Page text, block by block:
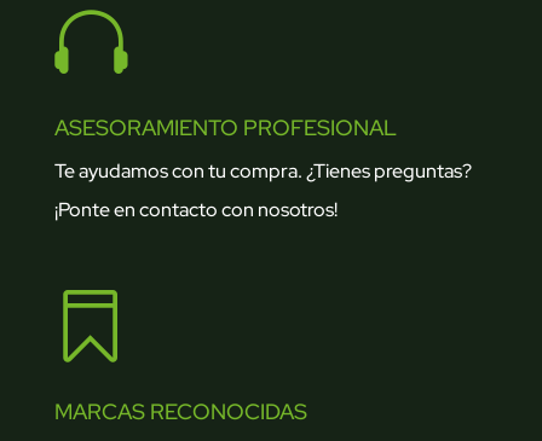

ASESORAMIENTO PROFESIONAL
Te ayudamos con tu compra. ¿Tienes preguntas?
¡Ponte en contacto con nosotros!

MARCAS RECONOCIDAS